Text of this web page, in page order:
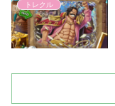
トレクル